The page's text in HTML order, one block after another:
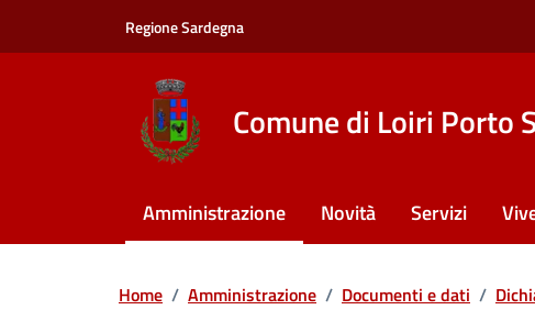
Regione Sardegna
Comune di Loiri Porto
Amministrazione Novità Servizi
Home / Amministrazione / Documenti e dati /